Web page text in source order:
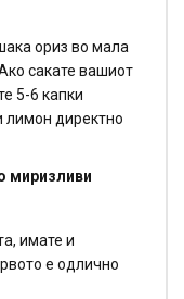
ориз во мала
сакате вашиот
5-6 капки
лимон директно
миризливи
имате и
е одлично